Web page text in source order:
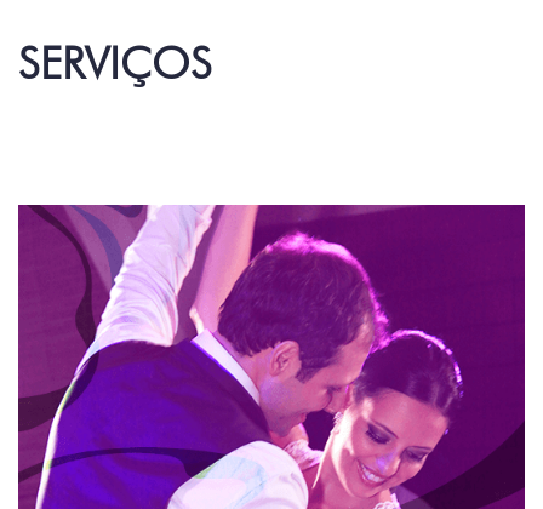
SERVIÇOS
DANÇA DOS NOIVOS
A dança dos noivos é a primeira dança dos recém-
casados. É algo tradicional que com o passar dos